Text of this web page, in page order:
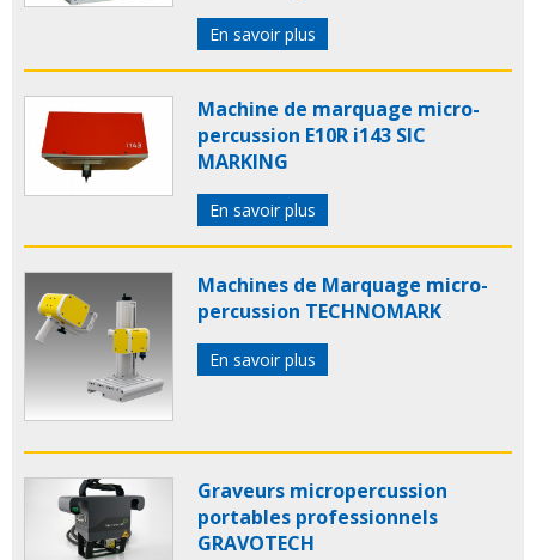
En savoir plus
Machine de marquage micro-
percussion E10R i143 SIC
MARKING
En savoir plus
Machines de Marquage micro-
percussion TECHNOMARK
En savoir plus
Graveurs micropercussion
portables professionnels
GRAVOTECH